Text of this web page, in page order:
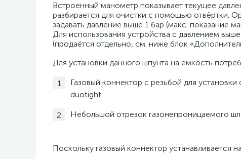
Встроенный манометр показывает текущее
разбирается для очистки с помощью отвёртки.
задавать давление выше 1 бар (макс. показание
Для использования устройства с давлением
(продаётся отдельно, см. ниже блок
Для установки данного шпунта на ёмкость
Газовый коннектор с резьбой для
duotight.
Небольшой отрезок газонепроницаемого
Поскольку газовый коннектор устанавливается